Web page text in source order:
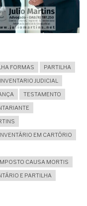
FORMAS
PARTILHA
INVENTARIO JUDICIAL
TESTAMENTO
EM CARTÓRIO
CAUSA MORTIS
E PARTILHA